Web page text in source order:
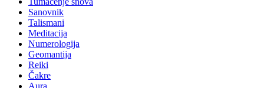
Sanovnik
Talismani
Meditacija
Numerologija
Geomantija
Reiki
Čakre